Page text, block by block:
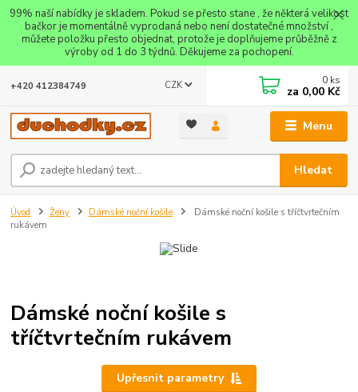
99% naší nabídky je skladem. Pokud se přesto stane , že některá velikost
bačkor je momentálně vyprodaná nebo není dostatečné množství ,
můžete položku přesto objednat, protože je doplňujeme průběžně z
výroby od 1 do 3 týdnů. Děkujeme za pochopení.
Menu
CZK
Hledat
+420 412384749 0 ks
za 0,00 Kč
Úvod Ženy Dámské noční košile
Dámské noční košile s tříčtvrtečním
rukávem
Dámské noční košile s
tříčtvrtečním rukávem
Upřesnit parametry